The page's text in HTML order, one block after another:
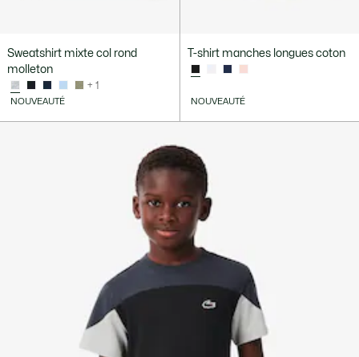
Sweatshirt mixte col rond
molleton
+ 1
NOUVEAUTÉ
T-shirt manches longues coton
NOUVEAUTÉ